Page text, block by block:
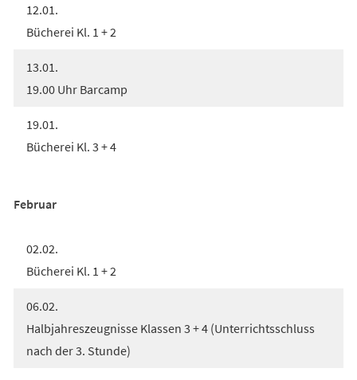
12.01.
Bücherei Kl. 1 + 2
13.01.
19.00 Uhr Barcamp
19.01.
Bücherei Kl. 3 + 4
Februar
02.02.
Bücherei Kl. 1 + 2
06.02.
Halbjahreszeugnisse Klassen 3 + 4 (Unterrichtsschluss
nach der 3. Stunde)